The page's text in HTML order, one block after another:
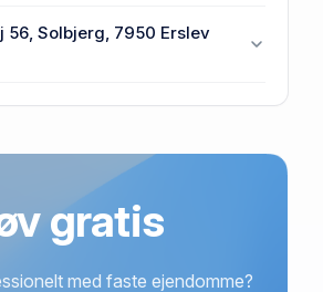
handlet i 2020.
Solbjerg, 7950 Erslev
gratis
med faste ejendomme?